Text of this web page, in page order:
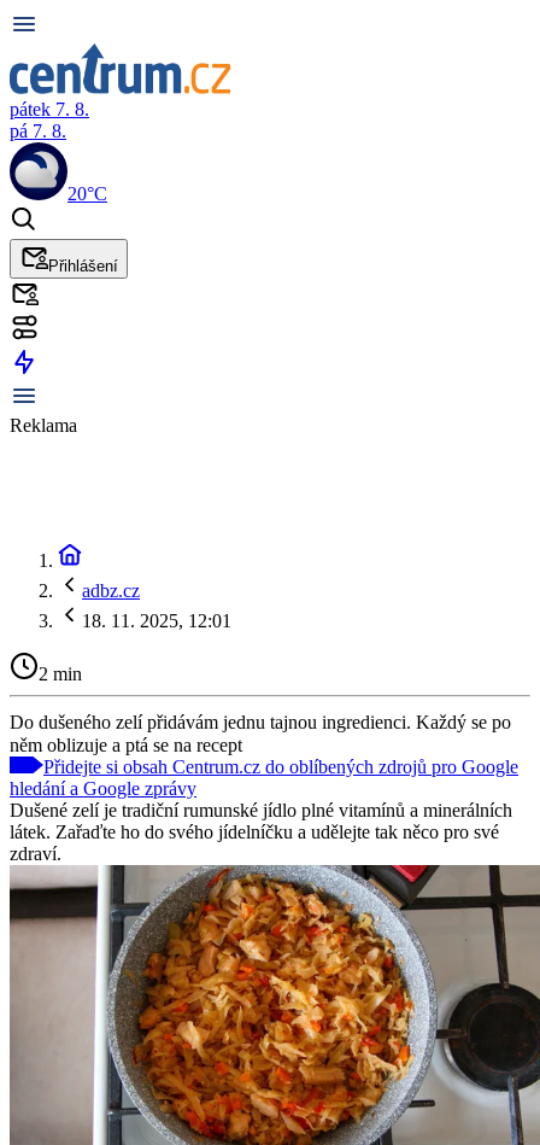
pátek 7. 8.
pá 7. 8.
20°C
Přihlášení
Reklama
adbz.cz
18. 11. 2025, 12:01
2 min
Do dušeného zelí přidávám jednu tajnou ingredienci. Každý se po
něm oblizuje a ptá se na recept
Přidejte si obsah Centrum.cz do oblíbených zdrojů pro Google
hledání a Google zprávy
Dušené zelí je tradiční rumunské jídlo plné vitamínů a minerálních
látek. Zařaďte ho do svého jídelníčku a udělejte tak něco pro své
zdraví.